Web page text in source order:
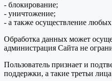
- блокирование;
- уничтожение;
- а также осуществление
Обработка данных может
администрация Сайта не
Пользователь признает и
поддержки, а такие третьи